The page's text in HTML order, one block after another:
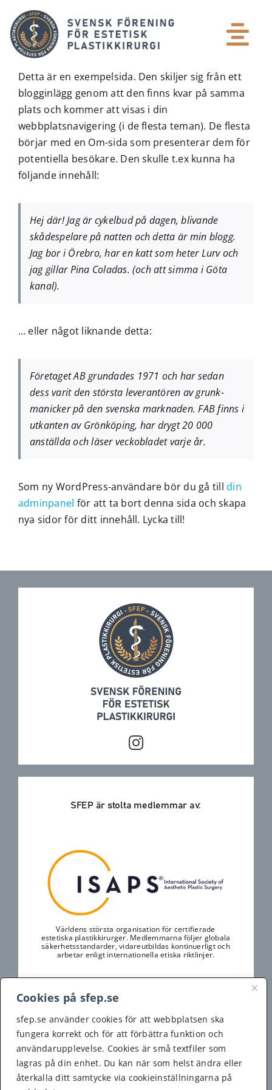
Cookies på sfep.se
sfep.se använder cookies för att webbplatsen ska
fungera korrekt och för att förbättra funktion och
användarupplevelse. Cookies är små textfiler som
lagras på din enhet. Du kan när som helst ändra eller
återkalla ditt samtycke via cookieinställningarna på
content
Patient
Plastikkirurg
Media
Om SFEP
Kontakt
Detta är en exempelsida. Den skiljer sig från ett
blogginlägg genom att den finns kvar på samma
plats och kommer att visas i din
webbplatsnavigering (i de flesta teman). De flesta
börjar med en Om-sida som presenterar dem för
potentiella besökare. Den skulle t.ex kunna ha
följande innehåll:
Hej där! Jag är cykelbud på dagen, blivande
skådespelare på natten och detta är min blogg.
Jag bor i Örebro, har en katt som heter Lurv och
jag gillar Pina Coladas. (och att simma i Göta
kanal).
… eller något liknande detta:
Företaget AB grundades 1971 och har sedan
dess varit den största leverantören av grunk-
manicker på den svenska marknaden. FAB finns i
utkanten av Grönköping, har drygt 20 000
anställda och läser veckobladet varje år.
Som ny WordPress-användare bör du gå tilldin
adminpanel för att ta bort denna sida och skapa
nya sidor för ditt innehåll. Lycka till!
SFEP är stolta medlemmar av:
Världens största organisation för certifierade
estetiska plastikkirurger. Medlemmarna följer globala
säkerhetsstandarder, vidareutbildas kontinuerligt och
arbetar enligt internationella etiska riktlinjer.
En europeisk databas över plastikkirurger med
specialistutbildning. Tjänsten drivs av easaps och
listar endast validerade kirurger i Europa. Den är